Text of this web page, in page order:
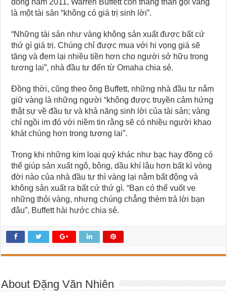
là một tài sản “không có giá trị sinh lời”.
“Những tài sản như vàng không sản xuất được bất cứ
thứ gì giá trị. Chúng chỉ được mua với hi vọng giá sẽ
tăng và đem lại nhiều tiền hơn cho người sở hữu trong
tương lai”, nhà đầu tư đến từ Omaha chia sẻ.
Đồng thời, cũng theo ông Buffett, những nhà đầu tư nắm
giữ vàng là những người “không được truyền cảm hứng
thật sự về đầu tư và khả năng sinh lời của tài sản; vàng
chỉ ngồi im đó với niềm tin rằng sẽ có nhiều người khao
khát chúng hơn trong tương lai”.
Trong khi những kim loại quý khác như bạc hay đồng có
thể giúp sản xuất ngô, bông, dầu khí lâu hơn bất kì vòng
đời nào của nhà đầu tư thì vàng lại nằm bất động và
không sản xuất ra bất cứ thứ gì. “Bạn có thể vuốt ve
những thỏi vàng, nhưng chúng chẳng thèm trả lời bạn
đâu”, Buffett hài hước chia sẻ.
About Đặng Văn Nhiên